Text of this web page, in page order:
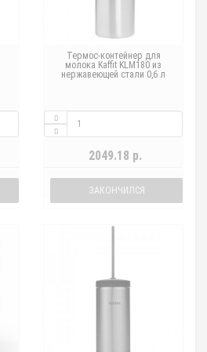
Термос-контейнер для
молока Kaffit KLM180 из
нержавеющей стали 0,6 л
2049.18 р.
ЗАКОНЧИЛСЯ